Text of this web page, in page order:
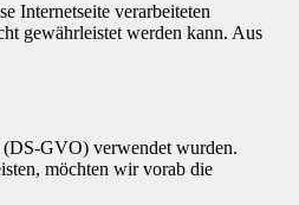
Internetseite verarbeiteten
gewährleistet werden kann. Aus
(DS-GVO) verwendet wurden.
möchten wir vorab die